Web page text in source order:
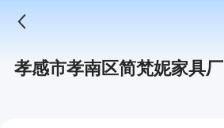
孝感市孝南区简梵妮家具厂